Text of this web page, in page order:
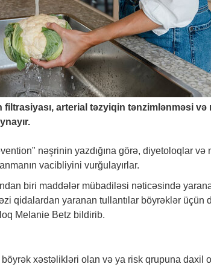
arterial təzyiqin tənzimlənməsi və
nəşrinin yazdığına görə, diyetoloqlar və
vacibliyini vurğulayırlar.
biri maddələr mübadiləsi nəticəsində
qidalardan yaranan tullantılar böyrəklər
Melanie Betz bildirib.
xəstəlikləri olan və ya risk qrupuna daxil